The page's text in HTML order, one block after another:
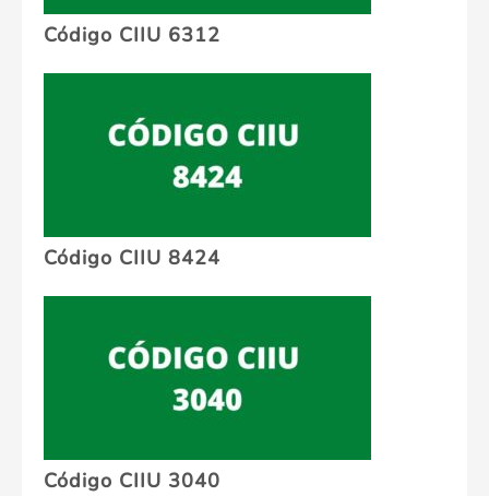
Código CIIU 6312
Código CIIU 8424
Código CIIU 3040